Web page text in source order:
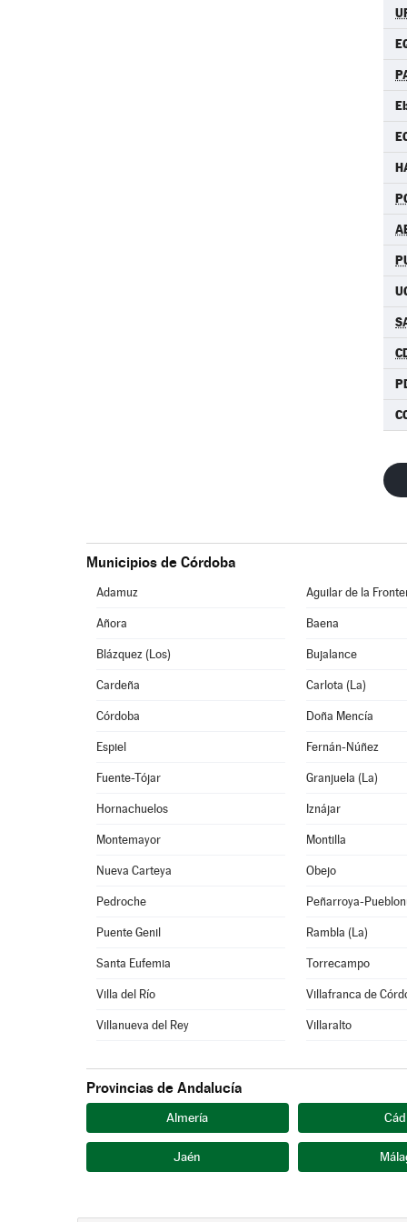
Municipios de Córdoba
Adamuz Aguilar de la
Añora Baena
Blázquez (Los) Bujalance
Cardeña Carlota (La)
Córdoba Doña Mencía
Espiel Fernán-Núñez
Fuente-Tójar Granjuela (La)
Hornachuelos Iznájar
Montemayor Montilla
Nueva Carteya Obejo
Pedroche Peñarroya-
Puente Genil Rambla (La)
Santa Eufemia Torrecampo
Villa del Río Villafranca de
Villanueva del Rey Villaralto
Provincias de Andalucía
Almería
Jaén